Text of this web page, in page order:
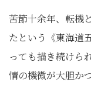
苦節十余年、転機
たという《東海道
っても描き続けら
情の機微が大胆か